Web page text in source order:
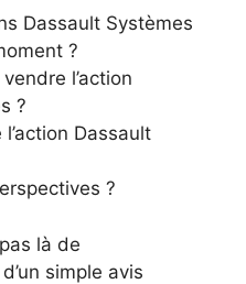
Dassault Systèmes
?
l’action
?
Dassault
?
là de
simple avis